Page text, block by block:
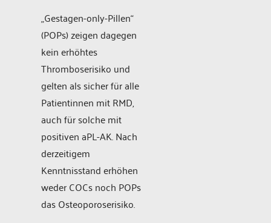
„Gestagen-only-Pillen“
(POPs) zeigen dagegen
kein erhöhtes
Thromboserisiko und
gelten als sicher für alle
Patientinnen mit RMD,
auch für solche mit
positiven aPL-AK. Nach
derzeitigem
Kenntnisstand erhöhen
weder COCs noch POPs
das Osteoporoserisiko.